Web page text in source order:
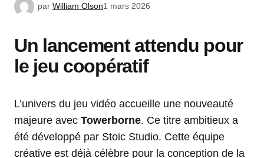
par William Olson1 mars 2026
Un lancement attendu pour
le jeu coopératif
L’univers du jeu vidéo accueille une nouveauté
majeure avec Towerborne. Ce titre ambitieux a
été développé par Stoic Studio. Cette équipe
créative est déjà célèbre pour la conception de la